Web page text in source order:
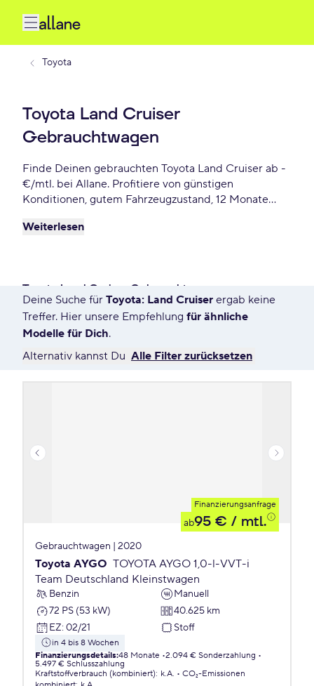
Toyota
Toyota Land Cruiser
Gebrauchtwagen
Finde Deinen gebrauchten Toyota Land Cruiser ab -
€/mtl. bei Allane. Profitiere von günstigen
Konditionen, gutem Fahrzeugzustand, 12 Monate
Vorteile. Reserviere Dir Deinen Wunsch-Toyota Land
Weiterlesen
Toyota Land Cruiser Gebrauchtwagen
5 Angebote für Deine Suche
Deine Suche für Toyota: Land Cruiser ergab keine
Treffer. Hier unsere Empfehlung für ähnliche
Modelle für Dich.
Alternativ kannst Du Alle Filter zurücksetzen
Finanzierungsanfrage
ab95 € / mtl.
Gebrauchtwagen | 2020
Toyota AYGO TOYOTA AYGO 1,0-l-VVT-i
Team Deutschland Kleinstwagen
Benzin
Manuell
72 PS (53 kW)
40.625 km
EZ: 02/21 Stoff
in 4 bis 8 Wochen
Finanzierungsdetails:48 Monate 2.094 € Sonderzahlung
5.497 € Schlusszahlung
Kraftstoffverbrauch (kombiniert): k.A.
CO₂-Emissionen